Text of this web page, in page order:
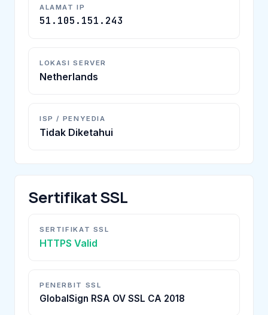
ALAMAT IP
51.105.151.243
LOKASI SERVER
Netherlands
ISP / PENYEDIA
Tidak Diketahui
Sertifikat SSL
SERTIFIKAT SSL
HTTPS Valid
PENERBIT SSL
GlobalSign RSA OV SSL CA 2018